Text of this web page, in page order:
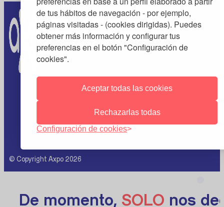
de tus hábitos de navegación - por ejemplo,
páginas visitadas - (cookies dirigidas). Puedes
obtener más información y configurar tus
preferencias en el botón "Configuración de
cookies".
Aceptar todas las cookies
Rechazarlas todas
Configuración de cookies
Preferencia de Cookies
© Copyright Axpo 2026
De momento, SOLO nos